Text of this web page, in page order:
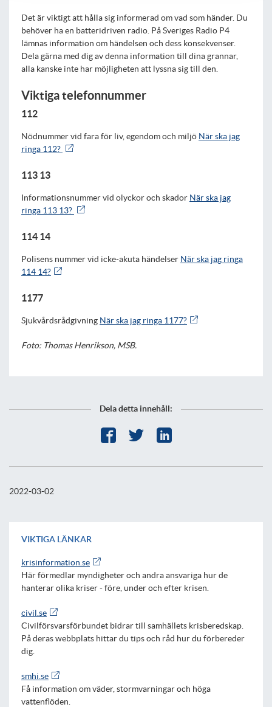
Det är viktigt att hålla sig informerad om vad som händer. Du
behöver ha en batteridriven radio. På Sveriges Radio P4
lämnas information om händelsen och dess konsekvenser.
Dela gärna med dig av denna information till dina grannar,
alla kanske inte har möjligheten att lyssna sig till den.
Viktiga telefonnummer
112
Nödnummer vid fara för liv, egendom och miljö När ska jag
ringa 112?
113 13
Informationsnummer vid olyckor och skador När ska jag
ringa 113 13?
114 14
Polisens nummer vid icke-akuta händelser När ska jag ringa
114 14?
1177
Sjukvårdsrådgivning När ska jag ringa 1177?
Foto: Thomas Henrikson, MSB.
Dela detta innehåll:
2022-03-02
VIKTIGA LÄNKAR
krisinformation.se
Här förmedlar myndigheter och andra ansvariga hur de
hanterar olika kriser - före, under och efter krisen.
civil.se
Civilförsvarsförbundet bidrar till samhällets krisberedskap.
På deras webbplats hittar du tips och råd hur du förbereder
dig.
smhi.se
Få information om väder, stormvarningar och höga
vattenflöden.